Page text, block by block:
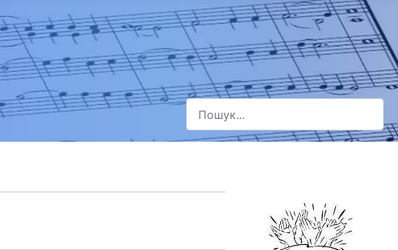
Пошук
Type 2 or more characters for results.